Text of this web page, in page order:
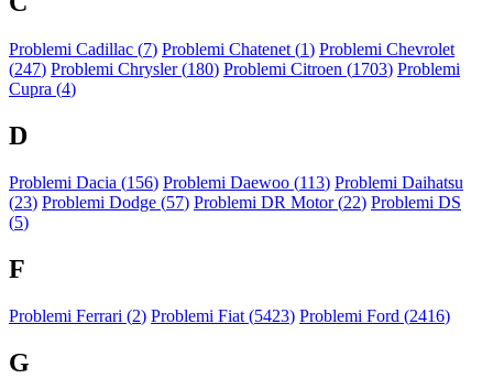
Problemi Cadillac (7) Problemi Chatenet (1) Problemi Chevrolet
(247) Problemi Chrysler (180) Problemi Citroen (1703) Problemi
Cupra (4)
D
Problemi Dacia (156) Problemi Daewoo (113) Problemi Daihatsu
(23) Problemi Dodge (57) Problemi DR Motor (22) Problemi DS
(5)
F
Problemi Ferrari (2) Problemi Fiat (5423) Problemi Ford (2416)
G